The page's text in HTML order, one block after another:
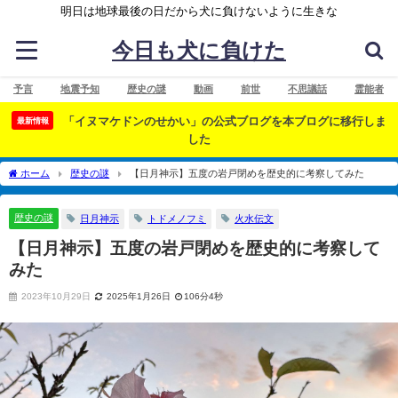
明日は地球最後の日だから犬に負けないように生きな
今日も犬に負けた
予言 地震予知 歴史の謎 動画 前世 不思議話 霊能者
最新情報
「イヌマケドンのせかい」の公式ブログを本ブログに移行しま
した
ホーム 歴史の謎 【日月神示】五度の岩戸閉めを歴史的に考察してみた
歴史の謎 日月神示 トドメノフミ 火水伝文
【日月神示】五度の岩戸閉めを歴史的に考察して
みた
2023年10月29日 2025年1月26日 106分4秒